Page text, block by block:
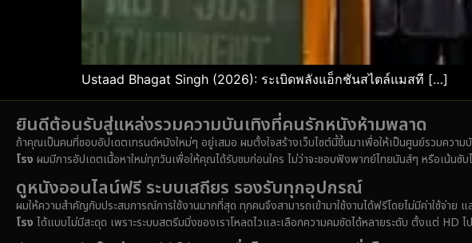
Ustaad Bhagat Singh (2026): ระเบิดพลังแอ็กชันสไตล์แมสที […]
ยินดีต้อนรับสู่แหล่งรวมความบันเทิงที่คนรักหนังห้ามพลาด
ถ้าคุณเป็นคนที่ชอบอัปเดตเทรนด์หนังใหม่ๆ อยู่เสมอ ผมตั้งใจสร้างเว็บไซต์นี้ขึ้นมาเพื่อให้เป็นศูนย์รวมคว
โรง ผมมีการอัปเดตเนื้อหาใหม่ทุกวันเพื่อให้คุณได้รับชมก่อนใคร ไม่ว่าจะชอบฟังพากย์ไทยมันส์ๆ หรือเน้นซั
ดูหนังออนไลน์ฟรี ระบบเสถียร รองรับทุกอุปกรณ์
ผมให้ความสำคัญกับประสบการณ์การใช้งานมากที่สุด ทุกคนจึงสามารถเข้ามาใช้งานได้ฟรีโดยไม่มีค่าใช้จ่
โรง ได้แบบไม่มีสะดุด เพราะระบบสตรีมมิ่งของเราโหลดไวและเลือกความคมชัดได้หลายระดับ ตั้งแต่